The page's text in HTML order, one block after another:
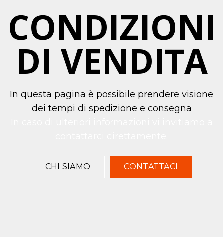
CONDIZIONI
DI VENDITA
In questa pagina è possibile prendere visione
dei tempi di spedizione e consegna
CHI SIAMO CONTATTACI